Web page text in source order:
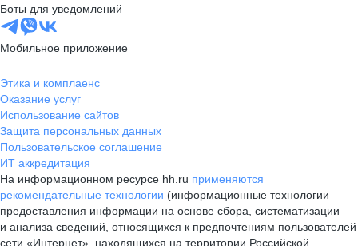
Боты для уведомлений
Мобильное приложение
Этика и комплаенс
Оказание услуг
Использование сайтов
Защита персональных данных
Пользовательское соглашение
ИТ аккредитация
На информационном ресурсе hh.ru применяются
рекомендательные технологии (информационные технологии
предоставления информации на основе сбора, систематизации
и анализа сведений, относящихся к предпочтениям пользователей
сети «Интернет», находящихся на территории Российской